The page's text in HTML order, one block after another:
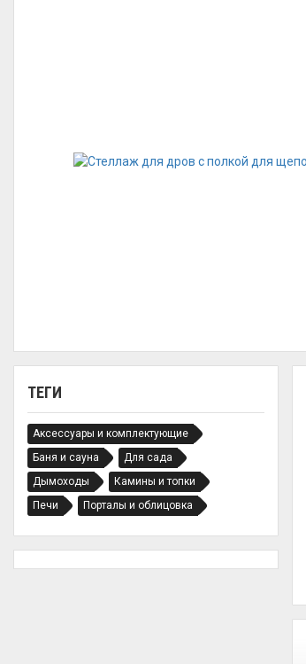
ТЕГИ
Аксессуары и комплектующие
Баня и сауна
Для сада
Дымоходы
Камины и топки
Печи
Порталы и облицовка